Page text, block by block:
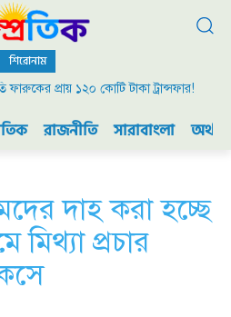
শিরোনাম
প্রায় ১২০ কোটি টাকা ট্রান্সফার!
বিদ্রোহ এবং ভারতের যুদ্ধ প্রস্তুতি
রাজনীতি সারাবাংলা
দাহ করা হচ্ছে
মিথ্যা প্রচার